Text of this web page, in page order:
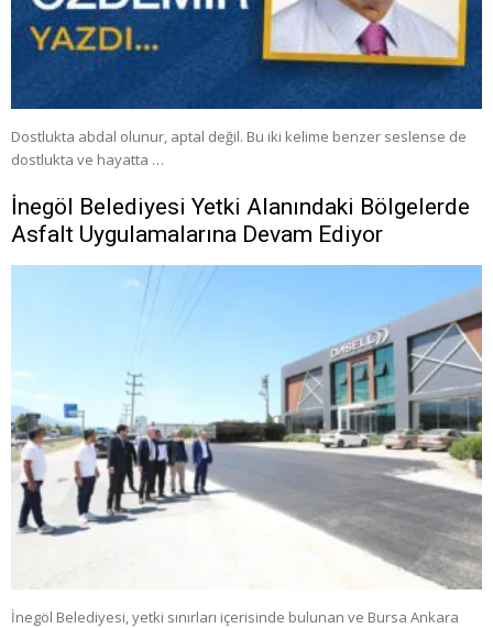
Dostlukta abdal olunur, aptal değil. Bu iki kelime benzer seslense de
dostlukta ve hayatta …
İnegöl Belediyesi Yetki Alanındaki Bölgelerde
Asfalt Uygulamalarına Devam Ediyor
İnegöl Belediyesi, yetki sınırları içerisinde bulunan ve Bursa Ankara